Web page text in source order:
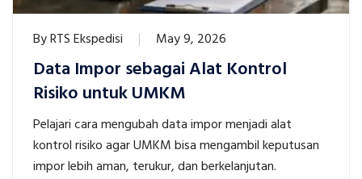
ByRTS Ekspedisi May 9, 2026
Data Impor sebagai Alat Kontrol
Risiko untuk UMKM
Pelajari cara mengubah data impor menjadi alat
kontrol risiko agar UMKM bisa mengambil keputusan
impor lebih aman, terukur, dan berkelanjutan.